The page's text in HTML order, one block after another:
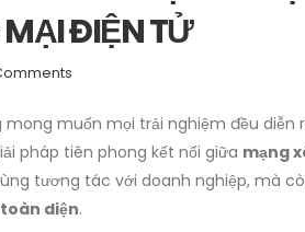
ĐIỆN TỬ
mong muốn mọi trải nghiệm đều
pháp tiên phong kết nối giữa mạng
tương tác với doanh nghiệp, mà
diện.